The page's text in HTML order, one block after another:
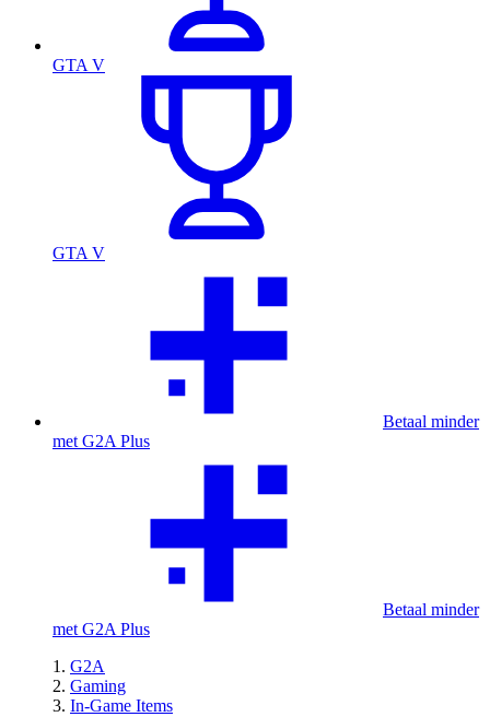
GTA V
GTA V
Betaal minder
met G2A Plus
Betaal minder
met G2A Plus
G2A
Gaming
In-Game Items